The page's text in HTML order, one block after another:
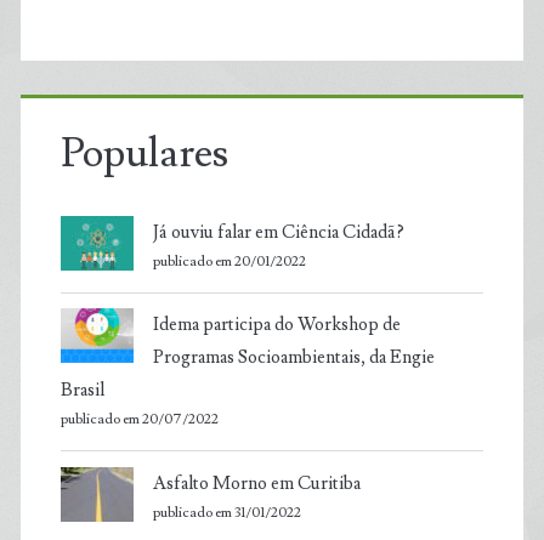
Populares
Já ouviu falar em Ciência Cidadã?
publicado em 20/01/2022
Idema participa do Workshop de
Programas Socioambientais, da Engie
Brasil
publicado em 20/07/2022
Asfalto Morno em Curitiba
publicado em 31/01/2022